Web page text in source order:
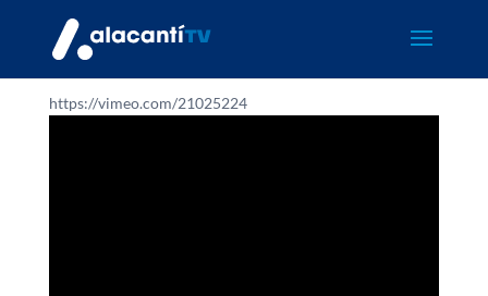
https://vimeo.com/21025224